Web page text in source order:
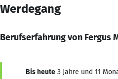
Werdegang
Berufserfahrung von Fergus
Bis heute 3 Jahre und 11